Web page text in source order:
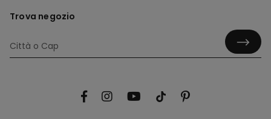
Trova negozio